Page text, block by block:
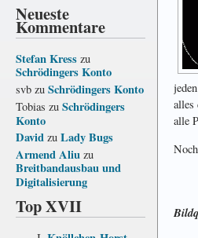
Neueste
Kommentare
Stefan Kress zu
Schrödingers Konto
svb zu Schrödingers Konto
Tobias zu Schrödingers
Konto
David zu Lady Bugs
Armend Aliu zu
Breitbandausbau und
Digitalisierung
Top XVII
alles
alle